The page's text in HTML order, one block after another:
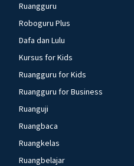
Ruangguru
Roboguru Plus
Dafa dan Lulu
Kursus for Kids
Ruangguru for Kids
Ruangguru for Business
Ruanguji
Ruangbaca
Ruangkelas
Ruangbelajar